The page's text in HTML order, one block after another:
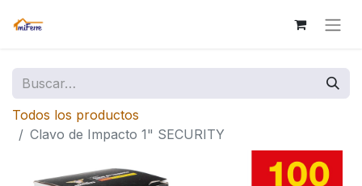
Todos los productos
Clavo de Impacto 1" SECURITY